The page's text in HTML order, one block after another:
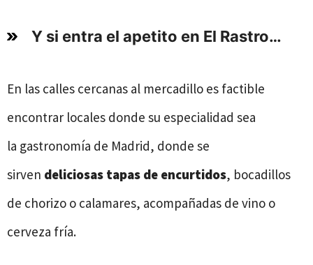
Y si entra el apetito en El Rastro…
En las calles cercanas al mercadillo es factible
encontrar locales donde su especialidad sea
la gastronomía de Madrid, donde se
sirven deliciosas tapas de encurtidos, bocadillos
de chorizo o calamares, acompañadas de vino o
cerveza fría.